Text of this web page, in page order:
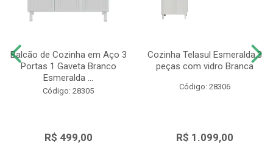
Balcão de Cozinha em Aço 3
Portas 1 Gaveta Branco
Esmeralda ...
Código: 28305
R$ 499,00
Cozinha Telasul Esmeralda.3
peças com vidro Branca
Código: 28306
R$ 1.099,00